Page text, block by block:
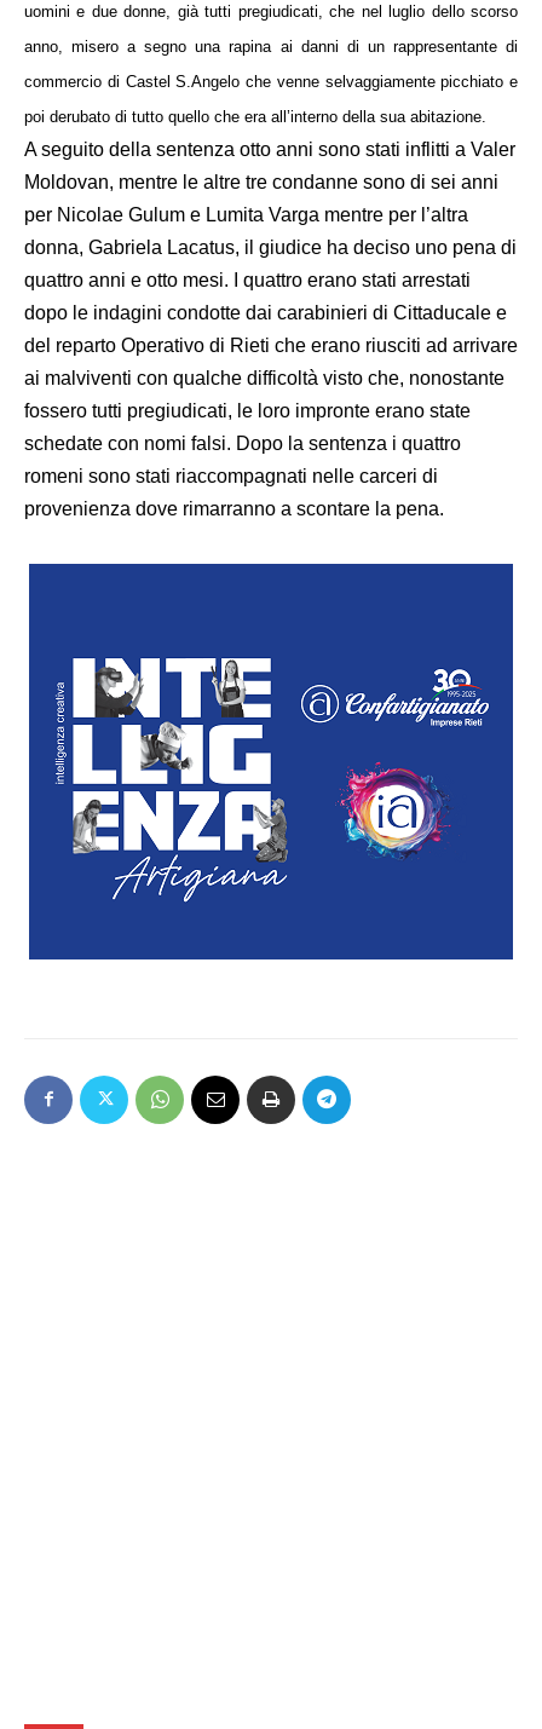
uomini e due donne, già tutti pregiudicati, che nel luglio dello scorso
anno, misero a segno una rapina ai danni di un rappresentante di
commercio di Castel S.Angelo che venne selvaggiamente picchiato e
poi derubato di tutto quello che era all’interno della sua abitazione.
A seguito della sentenza otto anni sono stati inflitti a Valer
Moldovan, mentre le altre tre condanne sono di sei anni
per Nicolae Gulum e Lumita Varga mentre per l’altra
donna, Gabriela Lacatus, il giudice ha deciso uno pena di
quattro anni e otto mesi. I quattro erano stati arrestati
dopo le indagini condotte dai carabinieri di Cittaducale e
del reparto Operativo di Rieti che erano riusciti ad arrivare
ai malviventi con qualche difficoltà visto che, nonostante
fossero tutti pregiudicati, le loro impronte erano state
schedate con nomi falsi. Dopo la sentenza i quattro
romeni sono stati riaccompagnati nelle carceri di
provenienza dove rimarranno a scontare la pena.